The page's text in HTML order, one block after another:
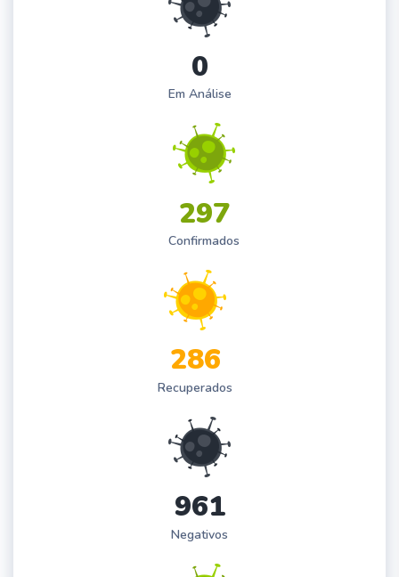
0
Em Análise
297
Confirmados
286
Recuperados
961
Negativos